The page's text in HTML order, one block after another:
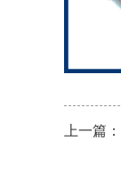
上一篇：